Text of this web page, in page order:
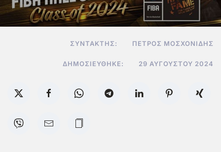
ΣΥΝΤΆΚΤΗΣ: ΠΈΤΡΟΣ ΜΟΣΧΟΝΊΔΗΣ
ΔΗΜΟΣΙΕΎΘΗΚΕ: 29 ΑΥΓΟΎΣΤΟΥ 2024